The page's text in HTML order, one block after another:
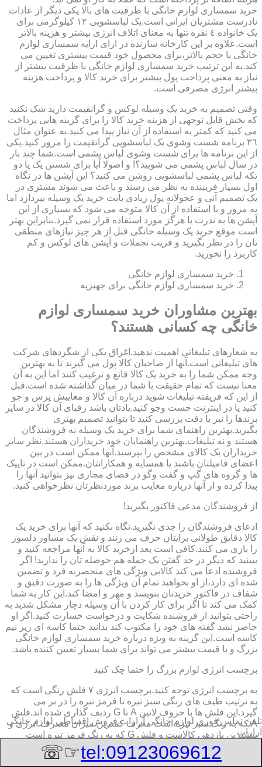
خرید سمساری لوازم خانگی با ظرفیت های بالا یکی دیگر از عادات
نادرست مشتریان ایرانی است.یک لباسشویی ١٢ کیلوگرمی برای
یک خانواده ٤ نفره تنها به معنای اتلاف انرژی بیشتر و هزینه بالاتر
است.علاوه بر این کارخانه سازنده در ازای ارایه سمساری لوازم
خانگی با حجم بالاتر،برای محصول خود قیمت بیشتری تعیین می
کند.به این ترتیب خرید سمساری لوازم خانگی با ظرفیت بیشتر از
نیاز به معنی پرداخت پول بیشتر برای خرید کالا و پرداخت هزینه
بیشتر انرژی مصرفی است.
وقتی تصمیم به خرید یک وسیله لوکس و گرانقیمت دارید شک نکنید
که بخش قابل توجهی از هزینه خرید کالا را برای گزینه هایی پرداخت
می کنید که کمتر به استفاده از آن نیاز پیدا می کنید.به عنوان مثال
٣٦ برنامه شست وشوی یک لباسشویی گرانقیمت را مرور کنید.یکی
از این برنامه ها برای شست وشوی لباس پشمی است.شما چند بار
در سال لباس پشمی می شویید؟! و اصولا آیا برای شستن یک یا دو
تکه لباس پشمی لباسشویی روشن می کنید؟ این آپشن ها در نگاه
اول بسیار فریبنده به نظر می رسند و باعث می شوند مشتری در
یک تصمیم آنی و عجولانه پول زیادی بابت خرید یک وسیله بپردازد اما
به مرور و با استفاده از آن کالا متوجه می شود که بسیاری از این
آپشن ها به ندرت یا هرگز مورد استفاده قرار نمی گیرد.بنابراین بهتر
است موقع خرید یک وسیله خانگی قبل از هر چیز نیازهای منطقی
تان را در نظر بگیرید و فریب تجملات و آپشن های لوکس و کم
کاربرد را نخورید.
خرید سمساری لوازم خانگی
خرید سمساری لوازم خانگی برای جهیزیه
بهترین مشاوران خرید سمساری لوازم
خانگی چه کسانی هستند؟
به شعارهای تبلیغاتی اهمیت ندهید.اغراق یکی از شگردهای شرکت
های تبلیغاتی است.آنها از صاحبان کالا پول می گیرند تا به بهترین
وجه ممکن شما را به خرید یک کالا قانع و ترغیب کنند اما این به آن
معنا نیست که تمام حقیقت با شما در میان گذاشته شده است.قبل
از این که فریفته تبلیغات شوید درباره آن کالا و معایبش پرس و جو
کنید یا در اینترنت جست وجو کنید.یادتان باشد رقبای آن کالا در سایر
برندها را نیز با دقت بررسی کنید تا بتوانید تصمیم بهتری
بگیرید.بهترین راهنمای شما برای خرید یک وسیله نه فروشندگان
هستند و نه تبلیغات.بهترین راهنمایان خود خریداران هستند.نظر سایر
خریداران یک کالای مشخص را بپرسید.آنها ممکن است در بین
اعضای فامیلتان باشند یا همسایه و همکارانتان.ممکن است در تاپیک
ها و گروه های گپ و گفت وگو در فضای مجازی نیز بتوانید آنها را
پیدا کرده و از آنها درباره معایب برند موردنظرتان نظرخواهی کنید.
از فروشندگان مدعی فاکتور بگیرید!
ادعای فروشندگان را جدی نگیرید.نگاه نکنید که آنها برای خرید یک
کالا دقایق طولانی برایتان حرف می زنند و نقش یک مشاور دلسوز
را بازی می کنند.کافی است بعد ازخرید کالا به آنها مراجعه کنید و
ببینید که دیگر در حد گفتن یک جمله هم حوصله تان را ندارند! اگر
فروشنده ادعا می کند کالایی ویژگی های منحصربه فرد و تضمین
شده ای دارد،از او بخواهید تمام آن ویژگی ها را به صورت دقیق و
شفاف در فاکتور خریدتان بنویسد و مهر و امضا کند.این کار به شما
کمک می کند تا اگر برای کار کردن با آن وسیله دچار مشکل شدید به
راحتی بتوانید از فروشنده شکایت و درخواست خسارت کنید.اگر او
حاضر نشد گفته های خود را مکتوب کند بدانید حتما کاسه ای زیر نیم
کاسه است.این گزینه به ویژه درباره خرید سمساری لوازم خانگی
بزرگ و با قیمت بیشتر می تواند برای شما بسیار تعیین کننده باشد.
برچسب انرژی لوازم بزرگ را حتما چک کنید
به برچسب انرژی توجه کنید.برچسب انرژی ٧ فلش رنگی است که
به ترتیب طیف های رنگی سبز تیره تا قرمز تیره را در بر می
گیرد.این فلش ها با حروف لاتین A تا G ردیف گذاری شده اند.فلش
A که به رنگ سبز تیره است معرف کمترین میزان مصرف انرژی و
بیشترین بازدهی کالاست و فلش G که به رنگ قرمز تیره است
معرف بیشترین میزان مصرف انرژی و کمترین بازدهی است.هرچه
درجه کیفیت مصرف انرژی وسیله به گزینه A نزدیک تر باشد وسیله
تلفن تماس فوری لوازم خانگی آرارات,فروش اقساطی لوازم خانگی
آرارات
tel:09123069612
☞☏